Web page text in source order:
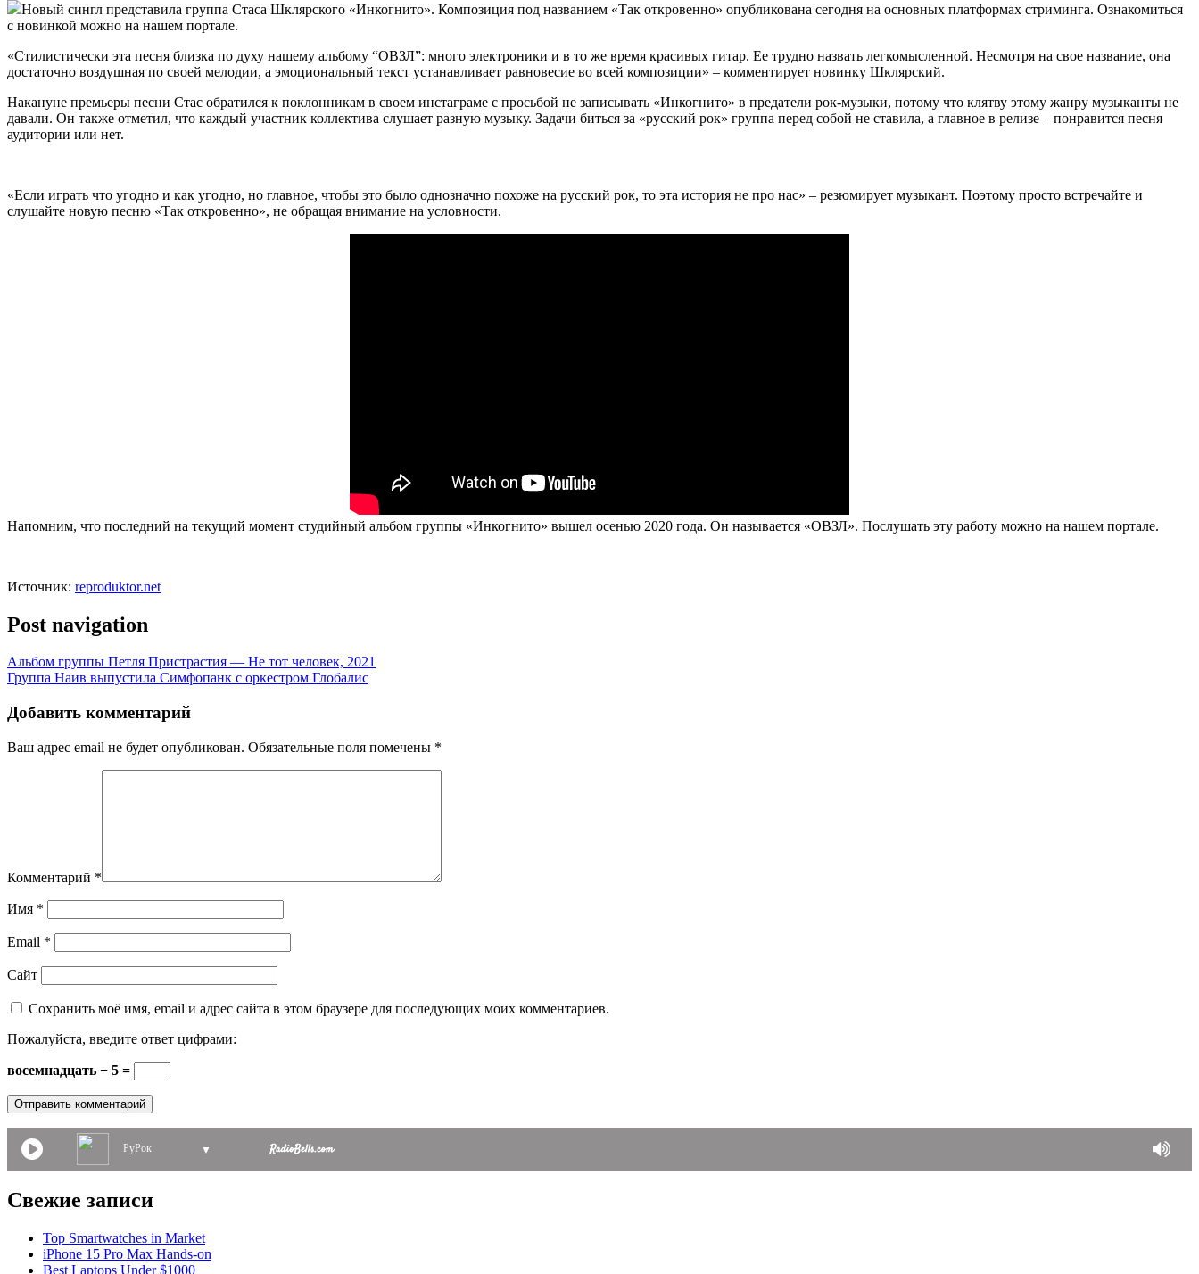
Новый сингл представила группа Стаса Шклярского «Инкогнито». Композиция под названием «Так откровенно» опубликована сегодня на основных платформах стриминга. Ознакомиться
с новинкой можно на нашем портале.
«Стилистически эта песня близка по духу нашему альбому “ОВЗЛ”: много электроники и в то же время красивых гитар. Ее трудно назвать легкомысленной. Несмотря на свое название, она
достаточно воздушная по своей мелодии, а эмоциональный текст устанавливает равновесие во всей композиции» – комментирует новинку Шклярский.
Накануне премьеры песни Стас обратился к поклонникам в своем инстаграме с просьбой не записывать «Инкогнито» в предатели рок-музыки, потому что клятву этому жанру музыканты не
давали. Он также отметил, что каждый участник коллектива слушает разную музыку. Задачи биться за «русский рок» группа перед собой не ставила, а главное в релизе – понравится песня
аудитории или нет.
«Если играть что угодно и как угодно, но главное, чтобы это было однозначно похоже на русский рок, то эта история не про нас» – резюмирует музыкант. Поэтому просто встречайте и
слушайте новую песню «Так откровенно», не обращая внимание на условности.
Напомним, что последний на текущий момент студийный альбом группы «Инкогнито» вышел осенью 2020 года. Он называется «ОВЗЛ». Послушать эту работу можно на нашем портале.
Источник: reproduktor.net
Post navigation
Альбом группы Петля Пристрастия — Не тот человек, 2021
Группа Наив выпустила Симфопанк с оркестром Глобалис
Добавить комментарий
Ваш адрес email не будет опубликован. Обязательные поля помечены *
Комментарий *
Имя *
Email *
Сайт
Сохранить моё имя, email и адрес сайта в этом браузере для последующих моих комментариев.
Пожалуйста, введите ответ цифрами:
восемнадцать − 5 =
РуРок ▼
Свежие записи
Top Smartwatches in Market
iPhone 15 Pro Max Hands-on
Best Laptops Under $1000